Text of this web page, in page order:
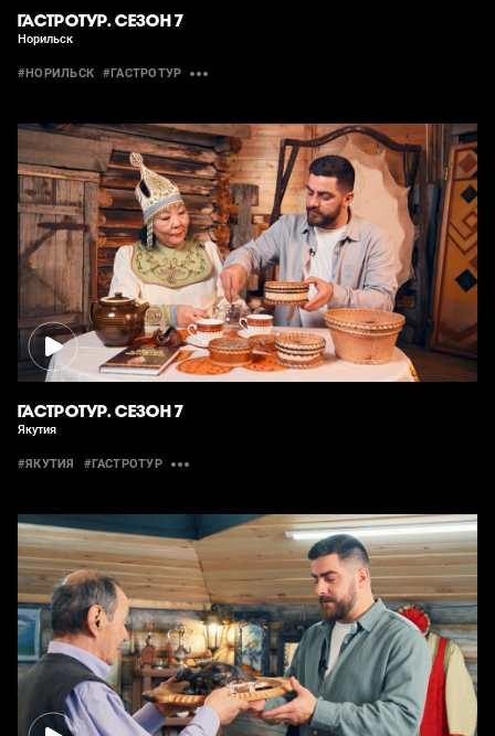
ГАСТРОТУР. СЕЗОН 7
Норильск
#НОРИЛЬСК #ГАСТРОТУР
ГАСТРОТУР. СЕЗОН 7
Якутия
#ЯКУТИЯ #ГАСТРОТУР